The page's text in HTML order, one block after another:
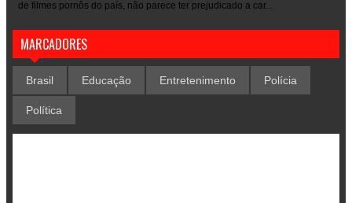
de filmes pornôs do país, não parece ter prejudicado a car...
MARCADORES
Brasil Educação Entretenimento Polícia
Política